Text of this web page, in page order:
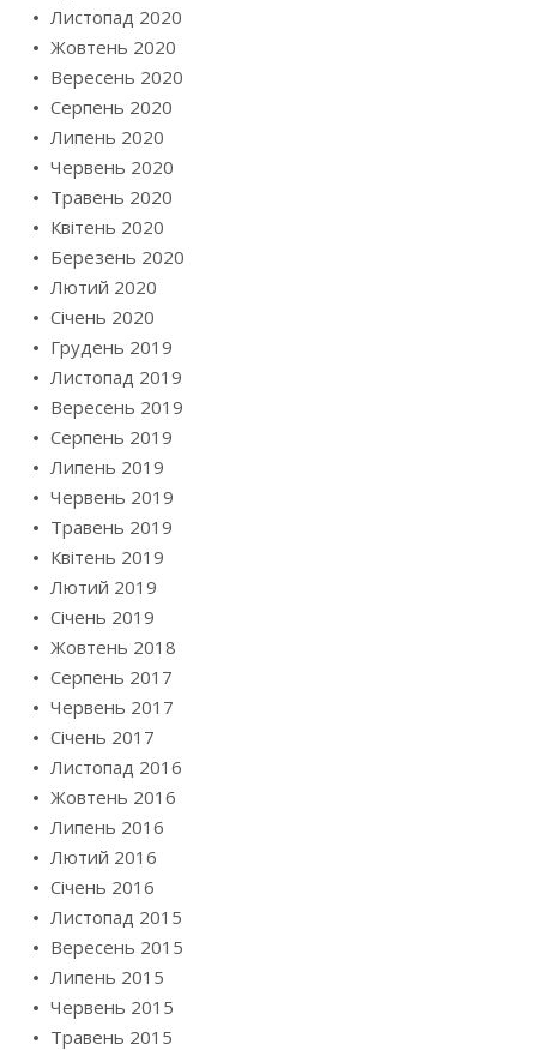
Листопад 2020
Жовтень 2020
Вересень 2020
Серпень 2020
Липень 2020
Червень 2020
Травень 2020
Квітень 2020
Березень 2020
Лютий 2020
Січень 2020
Грудень 2019
Листопад 2019
Вересень 2019
Серпень 2019
Липень 2019
Червень 2019
Травень 2019
Квітень 2019
Лютий 2019
Січень 2019
Жовтень 2018
Серпень 2017
Червень 2017
Січень 2017
Листопад 2016
Жовтень 2016
Липень 2016
Лютий 2016
Січень 2016
Листопад 2015
Вересень 2015
Липень 2015
Червень 2015
Травень 2015